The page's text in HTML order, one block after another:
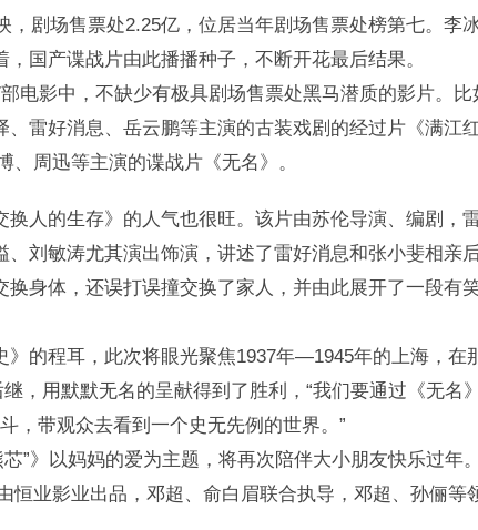
，剧场售票处2.25亿，位居当年剧场售票处榜第七。李
国产谍战片由此播播种子，不断开花最后结果。
电影中，不缺少有极具剧场售票处黑马潜质的影片。比
雷好消息、岳云鹏等主演的古装戏剧的经过片《满江红
、周迅等主演的谍战片《无名》。
人的生存》的人气也很旺。该片由苏伦导演、编剧，
刘敏涛尤其演出饰演，讲述了雷好消息和张小斐相亲
身体，还误打误撞交换了家人，并由此展开了一段有
》的程耳，此次将眼光聚焦1937年—1945年的上海，在
，用默默无名的呈献得到了胜利，“我们要通过《无名
，带观众去看到一个史无先例的世界。”
”》以妈妈的爱为主题，将再次陪伴大小朋友快乐过年。
恒业影业出品，邓超、俞白眉联合执导，邓超、孙俪等